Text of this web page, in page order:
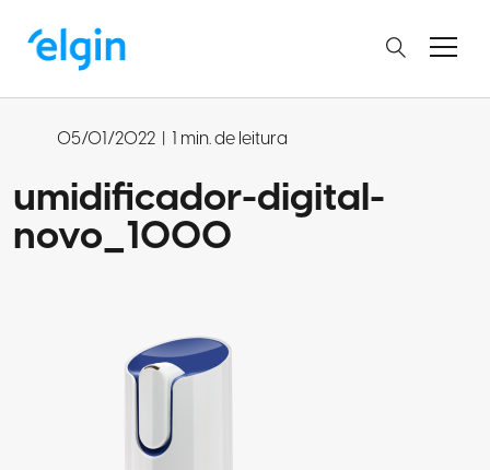
05/01/2022 | 1 min. de leitura
umidificador-digital-
novo_1000